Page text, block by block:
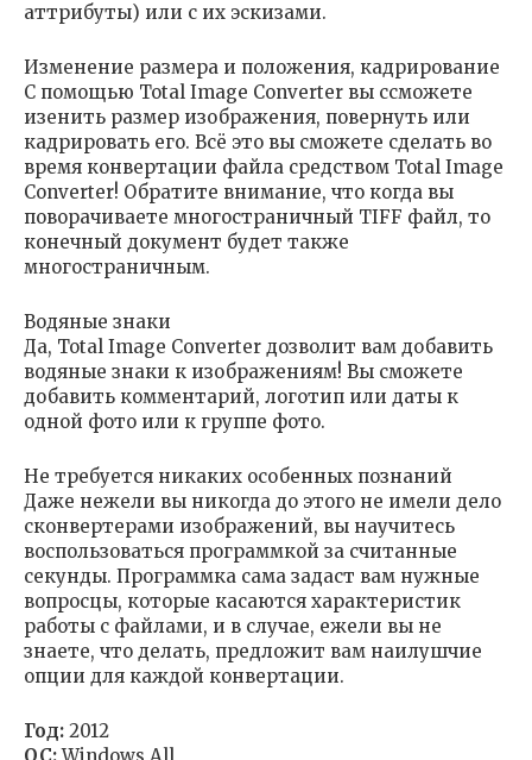
аттрибуты) или с их эскизами.
Изменение размера и положения, кадрирование
С помощью Total Image Converter вы ссможете
изенить размер изображения, повернуть или
кадрировать его. Всё это вы сможете сделать во
время конвертации файла средством Total Image
Converter! Обратите внимание, что когда вы
поворачиваете многостраничный TIFF файл, то
конечный документ будет также
многостраничным.
Водяные знаки
Да, Total Image Converter дозволит вам добавить
водяные знаки к изображениям! Вы сможете
добавить комментарий, логотип или даты к
одной фото или к группе фото.
Не требуется никаких особенных познаний
Даже нежели вы никогда до этого не имели дело
сконвертерами изображений, вы научитесь
воспользоваться программкой за считанные
секунды. Программка сама задаст вам нужные
вопросцы, которые касаются характеристик
работы с файлами, и в случае, ежели вы не
знаете, что делать, предложит вам наилушчие
опции для каждой конвертации.
Год: 2012